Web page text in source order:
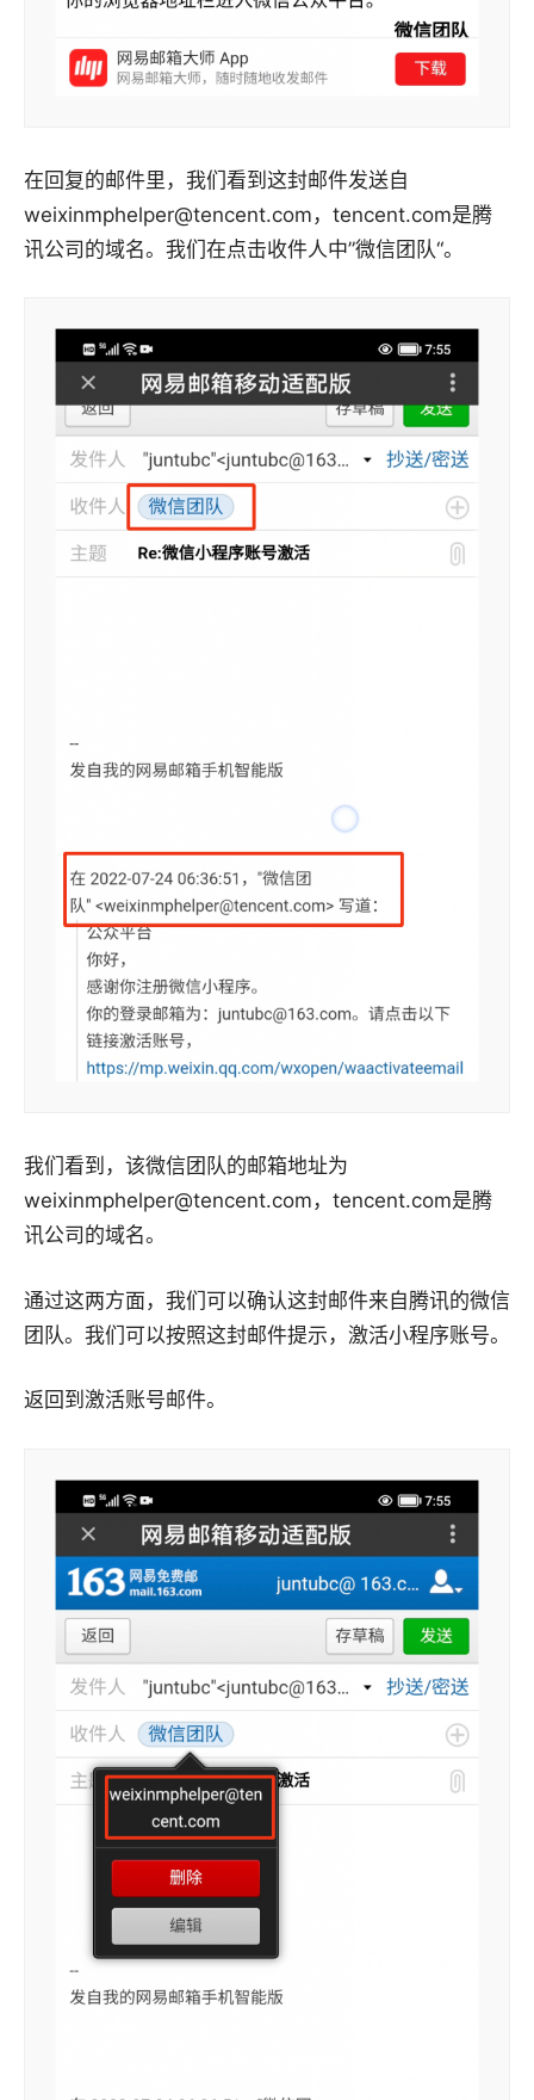
在回复的邮件里，我们看到这封邮件发送自
weixinmphelper@tencent.com，tencent.com是腾
讯公司的域名。我们在点击收件人中”微信团队“。
我们看到，该微信团队的邮箱地址为
weixinmphelper@tencent.com，tencent.com是腾
讯公司的域名。
通过这两方面，我们可以确认这封邮件来自腾讯的微信
团队。我们可以按照这封邮件提示，激活小程序账号。
返回到激活账号邮件。